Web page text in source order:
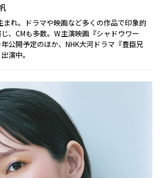
まれ。ドラマや映画など多くの作品で印象的
、CMも多数。W主演映画『シャドウワー
公開予定のほか、NHK大河ドラマ『豊臣兄
演中。